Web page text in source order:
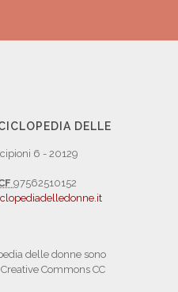
DELLE
6 - 20129
97562510152
delle donne sono
Commons CC